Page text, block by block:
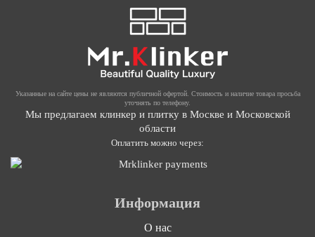
Указанные на сайте цены не являются публичной офертой. Стоимость и наличие товара просьба
уточнять по телефону.
Мы предлагаем клинкер и плитку в Москве и Московской
области
Оплатить можно через:
Информация
О нас